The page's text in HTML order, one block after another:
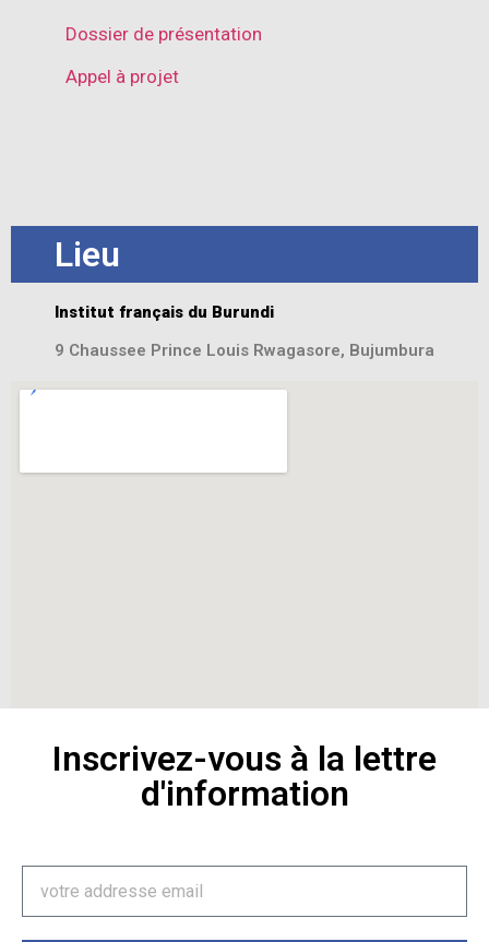
Dossier de présentation
Appel à projet
Lieu
Institut français du Burundi
9 Chaussee Prince Louis Rwagasore, Bujumbura
Inscrivez-vous à la lettre
d'information